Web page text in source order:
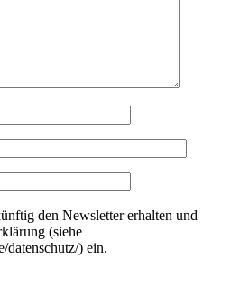
den Newsletter erhalten und
(siehe
datenschutz/) ein.